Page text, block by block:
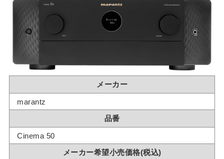
メーカー
marantz
品番
Cinema 50
メーカー希望小売価格(税込)